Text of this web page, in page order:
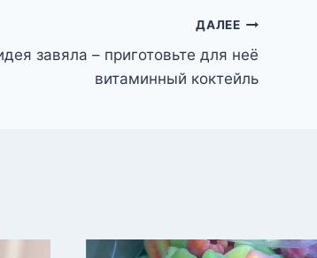
ДАЛЕЕ
завяла – приготовьте для неё
витаминный коктейль